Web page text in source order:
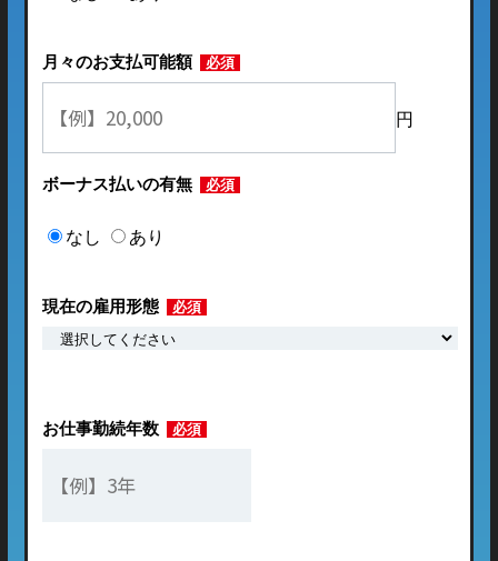
月々のお支払可能額 必須
円
ボーナス払いの有無 必須
なし あり
現在の雇用形態 必須
お仕事勤続年数 必須